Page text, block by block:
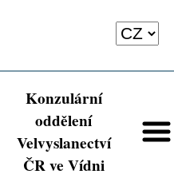
Konzulární
oddělení
Velvyslanectví
ČR ve Vídni